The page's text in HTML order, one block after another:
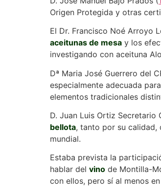
Origen Protegida y otras
El Dr. Francisco Noé Arroyo
aceitunas de mesa y los
investigando con aceituna
Dª Maria José Guerrero del
especialmente adecuada
elementos tradicionales
D. Juan Luis Ortiz Secretario
bellota, tanto por su calidad,
mundial.
Estaba prevista la
hablar del vino de Montilla-
con ellos, pero sí al menos